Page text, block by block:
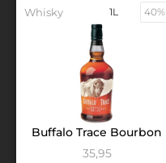
Whisky 1L 40%
Buffalo Trace Bourbon
35,95